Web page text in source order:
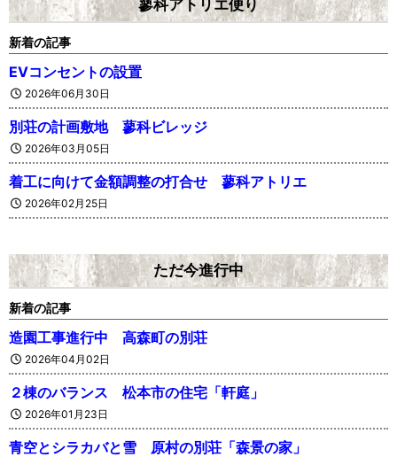
蓼科アトリエ便り
新着の記事
EVコンセントの設置
2026年06月30日
別荘の計画敷地 蓼科ビレッジ
2026年03月05日
着工に向けて金額調整の打合せ 蓼科アトリエ
2026年02月25日
ただ今進行中
新着の記事
造園工事進行中 高森町の別荘
2026年04月02日
２棟のバランス 松本市の住宅「軒庭」
2026年01月23日
青空とシラカバと雪 原村の別荘「森景の家」